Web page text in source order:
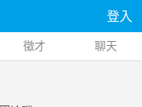
登入
徵才 聊天